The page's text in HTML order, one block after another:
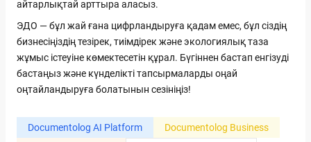
айтарлықтай арттыра аласыз.
ЭДО — бұл жай ғана цифрландыруға қадам емес, бұл сіздің
бизнесіңіздің тезірек, тиімдірек және экологиялық таза
жұмыс істеуіне көмектесетін құрал. Бүгіннен бастап енгізуді
бастаңыз және күнделікті тапсырмаларды оңай
оңтайландыруға болатынын сезініңіз!
Documentolog AI Platform
Documentolog Business